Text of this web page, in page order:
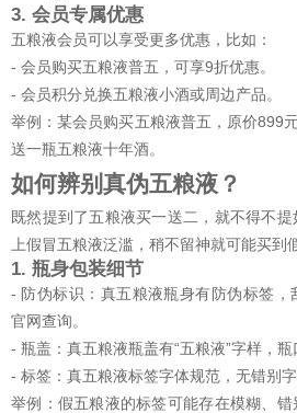
3. 会员专属优惠
五粮液会员可以享受更多优惠，比如：
- 会员购买五粮液普五，可享9折优惠。
- 会员积分兑换五粮液小酒或周边产品。
举例：某会员购买五粮液普五，原价899
送一瓶五粮液十年酒。
如何辨别真伪五粮液？
既然提到了五粮液买一送二，就不得不
上假冒五粮液泛滥，稍不留神就可能买到
1. 瓶身包装细节
- 防伪标识：真五粮液瓶身有防伪标签
官网查询。
- 瓶盖：真五粮液瓶盖有“五粮液”字样，瓶
- 标签：真五粮液标签字体规范，无错别字
举例：假五粮液的标签可能存在模糊、